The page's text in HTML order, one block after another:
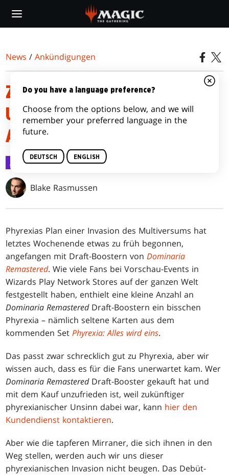
main
News /Ankündigungen
ZU DOMINARIA REMASTERED
UND KARTEN AUS PHYREXIA:
ALLES WIRD EINS
Ankündigungen 13. Jan. 2023
Blake Rasmussen
Phyrexias Plan einer Invasion des Multiversums hat
letztes Wochenende etwas zu früh begonnen,
angefangen mit Draft-Boostern vonDominaria
Remastered. Wie viele Fans bei Vorschau-Events in
Wizards Play Network Stores auf der ganzen Welt
festgestellt haben, enthielt eine kleine Anzahl an
Dominaria RemasteredDraft-Boostern ein bisschen
Phyrexia – nämlich seltene Karten aus dem
kommenden SetPhyrexia: Alles wird eins.
Das passt zwar schrecklich gut zu Phyrexia, aber wir
wissen auch, dass es für die Fans unerwartet kam. Wer
Dominaria RemasteredDraft-Booster gekauft hat und
mit dem Kauf unzufrieden ist, weil zukünftiger
phyrexianischer Unsinn dabei war, kann hier den
Kundendienst kontaktieren.
Aber wie die tapferen Mirraner, die sich ihnen in den
Weg stellen, werden auch wir uns dieser
phyrexianischen Invasion nicht beugen. Das Debüt-
Do you have a language preference?
Choose from the options below, and we will
remember your preferred language in the
future.
DEUTSCH ENGLISH